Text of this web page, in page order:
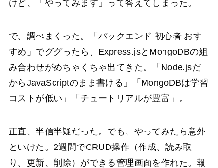
けど、「やってみます」って答えてしまった。
で、調べまくった。「バックエンド 初心者 おす
すめ」でググったら、Express.jsとMongoDBの組
み合わせがめちゃくちゃ出てきた。「Node.jsだ
からJavaScriptのまま書ける」「MongoDBは学習
コストが低い」「チュートリアルが豊富」。
正直、半信半疑だった。でも、やってみたら意外
といけた。2週間でCRUD操作（作成、読み取
り、更新、削除）ができる管理画面を作れた。報